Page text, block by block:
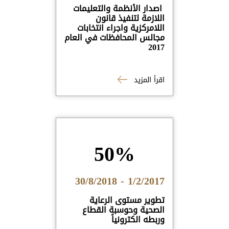
اصدار الأنظمة والتعليمات
اللازمة لتنفيذ قانون
اللامركزية واجراء انتخابات
مجالس المحافظات في العام
2017
اقرأ المزيد
50%
1/2/2017 - 30/8/2018
تطوير مستوى الرعاية
الصحية وحوسبة القطاع
وربطه الكترونياً